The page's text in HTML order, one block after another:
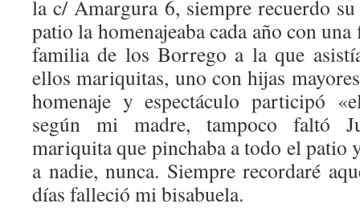
la c/ Amargura 6, siempre recuerdo
patio la homenajeaba cada año con
familia de los Borrego a la que
ellos mariquitas, uno con hijas
homenaje y espectáculo participó
según mi madre, tampoco faltó
mariquita que pinchaba a todo el patio
a nadie, nunca. Siempre recordaré
días falleció mi bisabuela.